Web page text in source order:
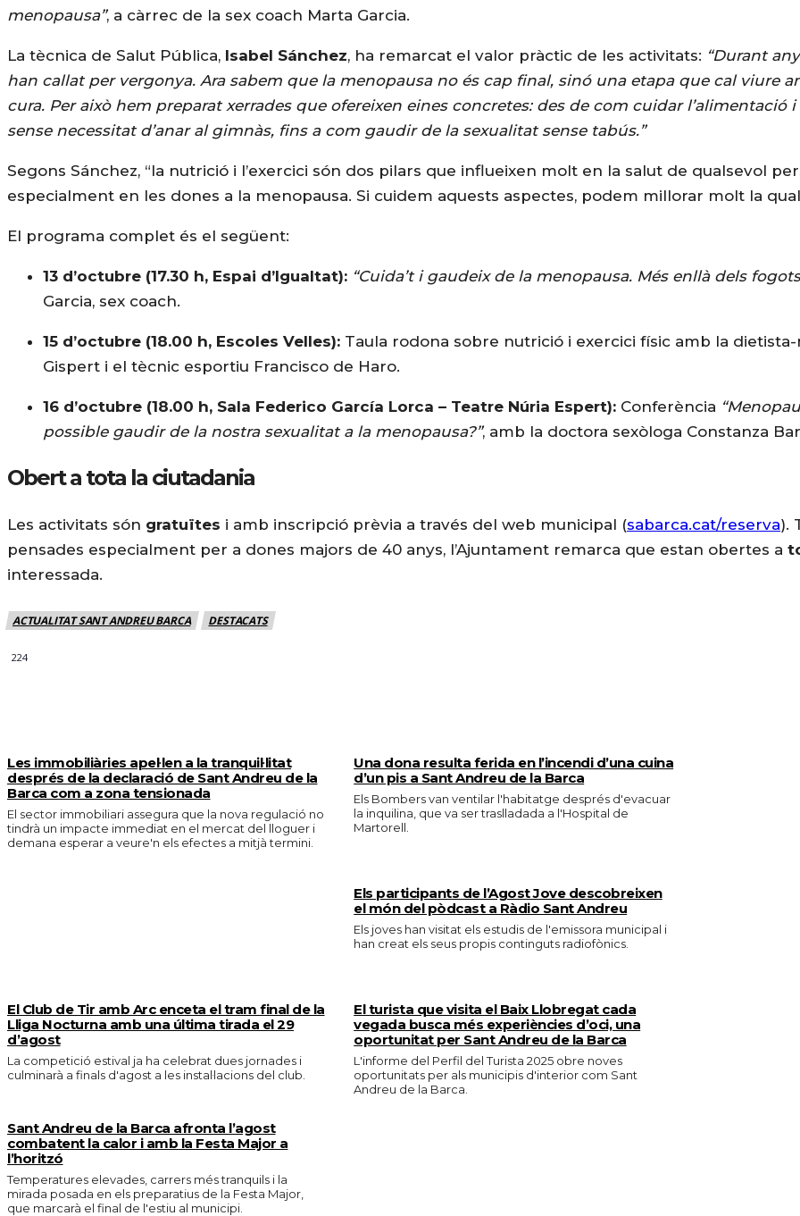
menopausa”, a càrrec de la sex coach Marta Garcia.
La tècnica de Salut Pública, Isabel Sánchez, ha remarcat el valor pràctic de les activitats: “Durant
han callat per vergonya. Ara sabem que la menopausa no és cap final, sinó una etapa que cal viure
cura. Per això hem preparat xerrades que ofereixen eines concretes: des de com cuidar l’alimentació
sense necessitat d’anar al gimnàs, fins a com gaudir de la sexualitat sense tabús.”
Segons Sánchez, “la nutrició i l’exercici són dos pilars que influeixen molt en la salut de qualsevol
especialment en les dones a la menopausa. Si cuidem aquests aspectes, podem millorar molt la
El programa complet és el següent:
13 d’octubre (17.30 h, Espai d’Igualtat): “Cuida’t i gaudeix de la menopausa. Més enllà dels
Garcia, sex coach.
15 d’octubre (18.00 h, Escoles Velles): Taula rodona sobre nutrició i exercici físic amb la
Gispert i el tècnic esportiu Francisco de Haro.
16 d’octubre (18.00 h, Sala Federico García Lorca – Teatre Núria Espert): Conferència
possible gaudir de la nostra sexualitat a la menopausa?”, amb la doctora sexòloga Constanza
Obert a tota la ciutadania
Les activitats són gratuïtes i amb inscripció prèvia a través del web municipal (sabarca.cat/reserva).
pensades especialment per a dones majors de 40 anys, l’Ajuntament remarca que estan obertes a
interessada.
ACTUALITAT SANT ANDREU BARCA DESTACATS
224
Les immobiliàries apel·len a la tranquil·litat
després de la declaració de Sant Andreu de la
Barca com a zona tensionada
El sector immobiliari assegura que la nova regulació no
tindrà un impacte immediat en el mercat del lloguer i
demana esperar a veure'n els efectes a mitjà termini.
Una dona resulta ferida en l’incendi d’una cuina
d’un pis a Sant Andreu de la Barca
Els Bombers van ventilar l'habitatge després d'evacuar
la inquilina, que va ser traslladada a l'Hospital de
Martorell.
Els participants de l’Agost Jove descobreixen
el món del pòdcast a Ràdio Sant Andreu
Els joves han visitat els estudis de l'emissora municipal i
han creat els seus propis continguts radiofònics.
El Club de Tir amb Arc enceta el tram final de la
Lliga Nocturna amb una última tirada el 29
d’agost
La competició estival ja ha celebrat dues jornades i
culminarà a finals d'agost a les instal·lacions del club.
El turista que visita el Baix Llobregat cada
vegada busca més experiències d’oci, una
oportunitat per Sant Andreu de la Barca
L'informe del Perfil del Turista 2025 obre noves
oportunitats per als municipis d'interior com Sant
Andreu de la Barca.
Sant Andreu de la Barca afronta l’agost
combatent la calor i amb la Festa Major a
l’horitzó
Temperatures elevades, carrers més tranquils i la
mirada posada en els preparatius de la Festa Major,
que marcarà el final de l'estiu al municipi.